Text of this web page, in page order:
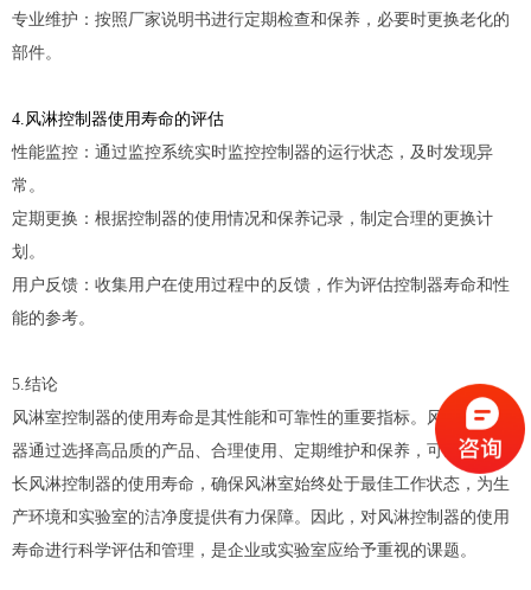
专业维护：按照厂家说明书进行定期检查和保养，必要时更换老化的
部件。
4.风淋控制器使用寿命的评估
性能监控：通过监控系统实时监控控制器的运行状态，及时发现异
常。
定期更换：根据控制器的使用情况和保养记录，制定合理的更换计
划。
用户反馈：收集用户在使用过程中的反馈，作为评估控制器寿命和性
能的参考。
5.结论
风淋室控制器的使用寿命是其性能和可靠性的重要指标。风淋室控制
器通过选择高品质的产品、合理使用、定期维护和保养，可以有效延
长风淋控制器的使用寿命，确保风淋室始终处于最佳工作状态，为生
产环境和实验室的洁净度提供有力保障。因此，对风淋控制器的使用
寿命进行科学评估和管理，是企业或实验室应给予重视的课题。